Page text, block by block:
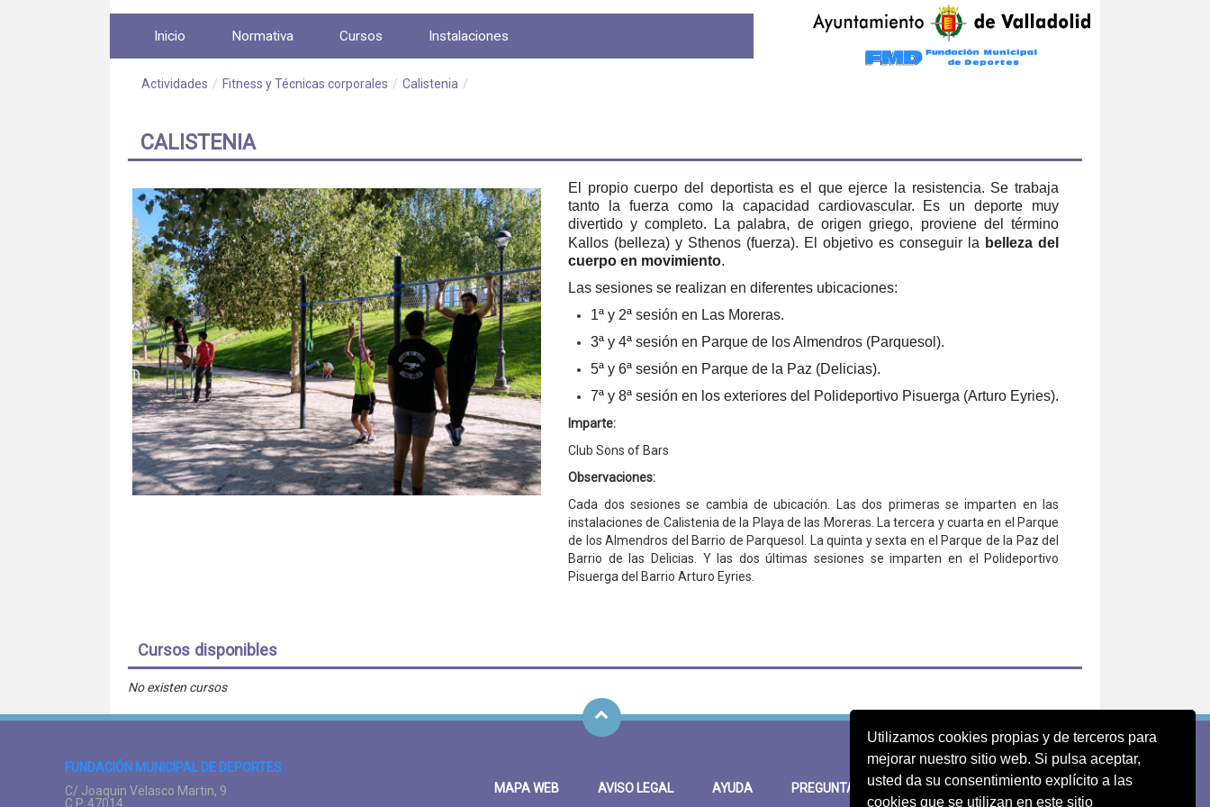
Utilizamos cookies propias y de terceros para
mejorar nuestro sitio web. Si pulsa aceptar,
usted da su consentimiento explícito a las
cookies que se utilizan en este sitio
Inicio Normativa Cursos Instalaciones
Actividades / Fitness y Técnicas corporales / Calistenia /
CALISTENIA
El propio cuerpo del deportista es el que ejerce la resistencia. Se trabaja
tanto la fuerza como la capacidad cardiovascular. Es un deporte muy
divertido y completo. La palabra, de origen griego, proviene del término
Kallos (belleza) y Sthenos (fuerza). El
objetivo es conseguir la belleza del
cuerpo en movimiento.
Las sesiones se realizan en diferentes ubicaciones:
1ª y 2ª sesión en Las Moreras.
3ª y 4ª sesión en Parque de los Almendros (Parquesol).
5ª y 6ª sesión en Parque de la Paz (Delicias).
7ª y 8ª sesión en los exteriores del Polideportivo Pisuerga (Arturo Eyries).
Imparte:
Club Sons of Bars
Observaciones:
Cada dos sesiones se cambia de ubicación. Las dos primeras se imparten en las
instalaciones de Calistenia de la Playa de las Moreras. La tercera y cuarta en el Parque
de los Almendros del Barrio de Parquesol. La quinta y sexta en el Parque de la Paz del
Barrio de las Delicias. Y las dos últimas sesiones se imparten en el Polideportivo
Pisuerga del Barrio Arturo Eyries.
Cursos disponibles
No existen cursos
FUNDACIÓN MUNICIPAL DE DEPORTES
C/ Joaquin Velasco Martin, 9
C.P. 47014
MAPA WEB AVISO LEGAL AYUDA PREGUNTAS FRECUENTES SUGERENCIAS